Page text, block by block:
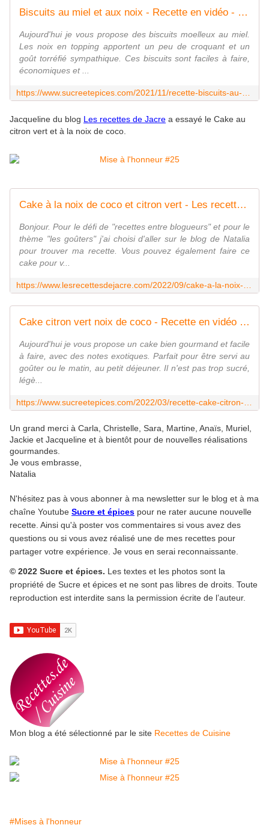
Biscuits au miel et aux noix - Recette en vidéo - www.sucreetepices.com
Aujourd'hui je vous propose des biscuits moelleux au miel.
Les noix en topping apportent un peu de croquant et un
goût torréfié sympathique. Ces biscuits sont faciles à faire,
économiques et ...
Jacqueline du blog Les recettes de Jacre a essayé le Cake au
citron vert et à la noix de coco.
Cake à la noix de coco et citron vert - Les recettes de Jacre/En toute simplicité
Bonjour. Pour le défi de "recettes entre blogueurs" et pour le
thème "les goûters" j'ai choisi d'aller sur le blog de Natalia
pour trouver ma recette. Vous pouvez également faire ce
cake pour v...
Cake citron vert noix de coco - Recette en vidéo - www.sucreetepices.com
Aujourd'hui je vous propose un cake bien gourmand et facile
à faire, avec des notes exotiques. Parfait pour être servi au
goûter ou le matin, au petit déjeuner. Il n'est pas trop sucré,
légè...
Un grand merci à Carla, Christelle, Sara, Martine, Anaïs, Muriel,
Jackie et Jacqueline et à bientôt pour de nouvelles réalisations
gourmandes.
Je vous embrasse,
Natalia
N'hésitez pas à vous abonner à ma newsletter sur le blog et à ma
chaîne Youtube Sucre et épices pour ne rater aucune nouvelle
recette. Ainsi qu'à poster vos commentaires si vous avez des
questions ou si vous avez réalisé une de mes recettes pour
partager votre expérience. Je vous en serai reconnaissante.
© 2022 Sucre et épices. Les textes et les photos sont la
propriété de Sucre et épices et ne sont pas libres de droits. Toute
reproduction est interdite sans la permission écrite de l’auteur.
Mon blog a été sélectionné par le site Recettes de Cuisine
#Mises à l'honneur